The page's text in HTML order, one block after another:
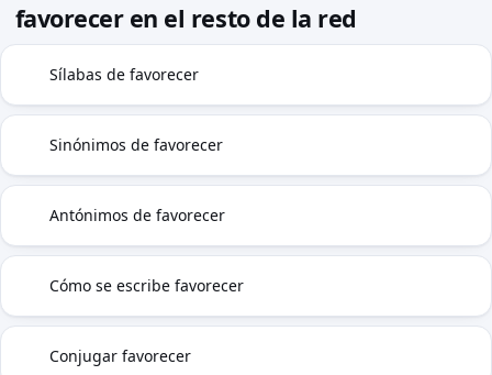
favorecer en el resto de la red
Sílabas de favorecer
Sinónimos de favorecer
Antónimos de favorecer
Cómo se escribe favorecer
Conjugar favorecer